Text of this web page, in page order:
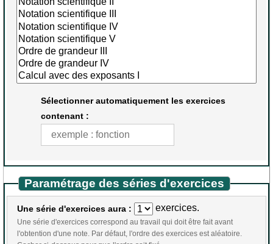
Sélectionner automatiquement les exercices
contenant :
Paramétrage des séries d'exercices
Une série d'exercices aura : exercices.
Une série d'exercices correspond au travail qui doit être fait avant
l'obtention d'une note. Par défaut, l'ordre des exercices est aléatoire.